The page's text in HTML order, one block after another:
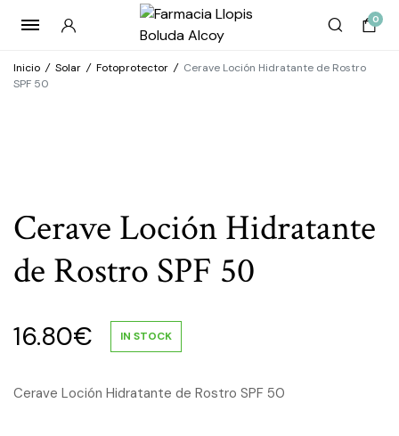
0
Inicio / Solar / Fotoprotector / Cerave Loción Hidratante de Rostro
SPF 50
Cerave Loción Hidratante
de Rostro SPF 50
16.80€ IN STOCK
Cerave Loción Hidratante de Rostro SPF 50